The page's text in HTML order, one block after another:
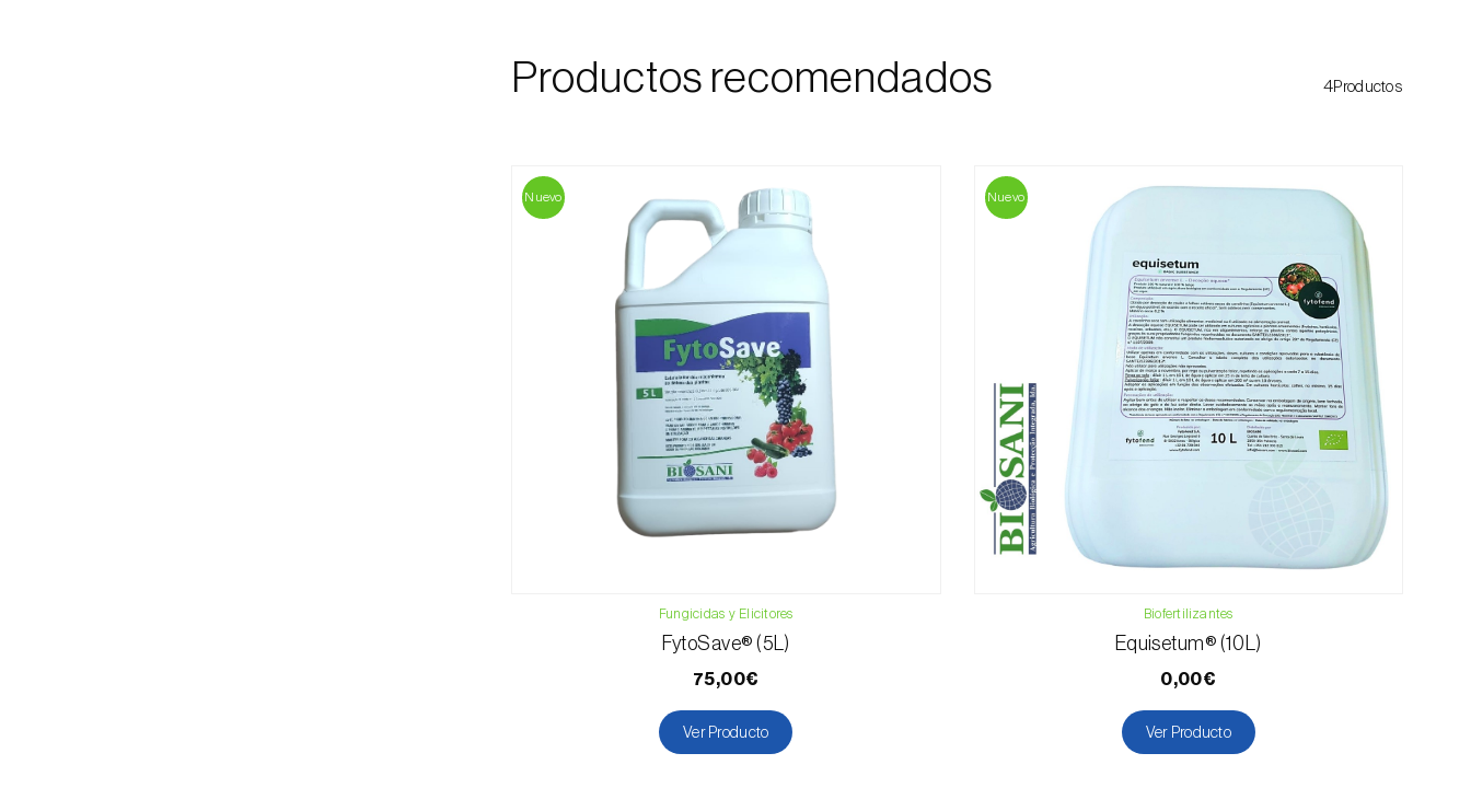
Productos recomendados 4Productos
Nuevo
Fungicidas y Elicitores
FytoSave® (5L)
75,00€
Ver Producto
Nuevo
Biofertilizantes
Equisetum® (10L)
0,00€
Ver Producto